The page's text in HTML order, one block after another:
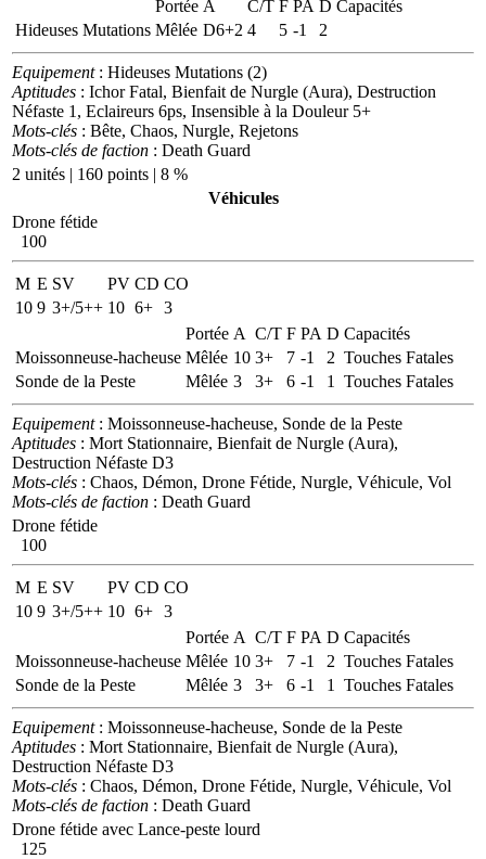
Portée A C/T F PA D Capacités
Hideuses Mutations Mêlée D6+2 4 5 -1 2
Equipement: Hideuses Mutations (2)
Aptitudes : Ichor Fatal, Bienfait de Nurgle (Aura), Destruction
Néfaste 1, Eclaireurs 6ps, Insensible à la Douleur 5+
Mots-clés : Bête, Chaos, Nurgle, Rejetons
Mots-clés de faction : Death Guard
2 unités | 160 points | 8 %
Véhicules
Drone fétide
100
M E SV PV CD CO
10 9 3+/5++ 10 6+ 3
Portée A C/T F PA D Capacités
Moissonneuse-hacheuse Mêlée 10 3+ 7 -1 2 Touches Fatales
Sonde de la Peste
Mêlée 3 3+ 6 -1 1 Touches Fatales
Equipement: Moissonneuse-hacheuse, Sonde de la Peste
Aptitudes : Mort Stationnaire, Bienfait de Nurgle (Aura),
Destruction Néfaste D3
Mots-clés : Chaos, Démon, Drone Fétide, Nurgle, Véhicule, Vol
Mots-clés de faction : Death Guard
Drone fétide
100
M E SV PV CD CO
10 9 3+/5++ 10 6+ 3
Portée A C/T F PA D Capacités
Moissonneuse-hacheuse Mêlée 10 3+ 7 -1 2 Touches Fatales
Sonde de la Peste
Mêlée 3 3+ 6 -1 1 Touches Fatales
Equipement: Moissonneuse-hacheuse, Sonde de la Peste
Aptitudes : Mort Stationnaire, Bienfait de Nurgle (Aura),
Destruction Néfaste D3
Mots-clés : Chaos, Démon, Drone Fétide, Nurgle, Véhicule, Vol
Mots-clés de faction : Death Guard
Drone fétide avec Lance-peste lourd
125